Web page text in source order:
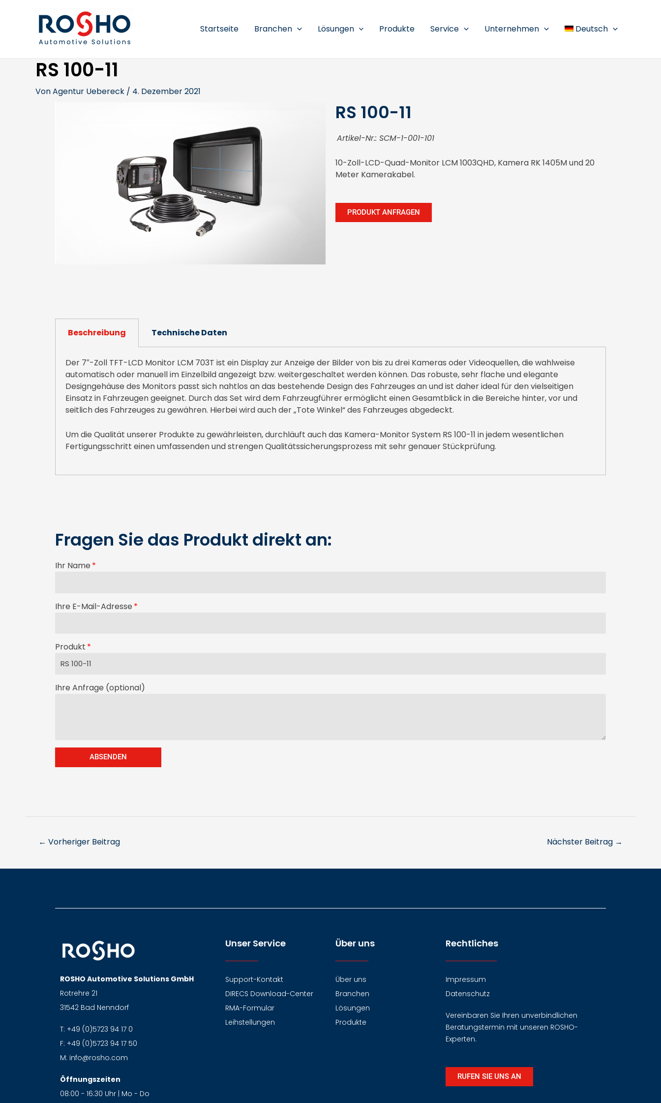
Startseite Branchen Lösungen Produkte Service Unternehmen Deutsch
RS 100-11
VonAgentur Uebereck / 4. Dezember 2021
RS 100-11
Artikel-Nr.: SCM-1-001-101
10-Zoll-LCD-Quad-Monitor LCM 1003QHD, Kamera RK 1405M und 20
Meter Kamerakabel.
PRODUKT ANFRAGEN
Beschreibung Technische Daten
Der 7″-Zoll TFT-LCD Monitor LCM 703T ist ein Display zur Anzeige der Bilder von bis zu drei Kameras oder Videoquellen, die wahlweise
automatisch oder manuell im Einzelbild angezeigt bzw. weitergeschaltet werden können. Das robuste, sehr flache und elegante
Designgehäuse des Monitors passt sich nahtlos an das bestehende Design des Fahrzeuges an und ist daher ideal für den vielseitigen
Einsatz in Fahrzeugen geeignet. Durch das Set wird dem Fahrzeugführer ermöglicht einen Gesamtblick in die Bereiche hinter, vor und
seitlich des Fahrzeuges zu gewähren. Hierbei wird auch der „Tote Winkel“ des Fahrzeuges abgedeckt.
Um die Qualität unserer Produkte zu gewährleisten, durchläuft auch das Kamera-Monitor System RS 100-11 in jedem wesentlichen
Fertigungsschritt einen umfassenden und strengen Qualitätssicherungsprozess mit sehr genauer Stückprüfung.
Fragen Sie das Produkt direkt an:
Ihr Name
Ihre E-Mail-Adresse
Produkt
Ihre Anfrage (optional)
ABSENDEN
← Vorheriger Beitrag Nächster Beitrag →
ROSHO Automotive Solutions GmbH
Rotrehre 21
31542 Bad Nenndorf
T: +49 (0)5723 94 17 0
F: +49 (0)5723 94 17 50
M: info@rosho.com
Öffnungszeiten
08:00 - 16:30 Uhr | Mo - Do
Unser Service
Support-Kontakt
DIRECS Download-Center
RMA-Formular
Leihstellungen
Über uns
Über uns
Branchen
Lösungen
Produkte
Rechtliches
Impressum
Datenschutz
Vereinbaren Sie Ihren unverbindlichen
Beratungstermin mit unseren ROSHO-
Experten.
RUFEN SIE UNS AN